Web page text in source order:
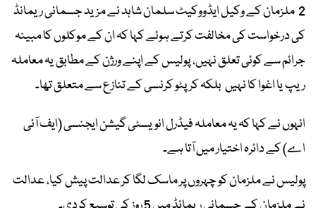
2 ملزمان کے وکیل ایڈووکیٹ سلمان شاہد نے مزید جسمانی ریمانڈ
کی درخواست کی مخالفت کرتے ہوئے کہا کہ ان کے موکلوں کا مبینہ
جرائم سے کوئی تعلق نہیں، پولیس کے اپنے ورژن کے مطابق یہ معاملہ
ریپ یا اغوا کا نہیں بلکہ کرپٹو کرنسی کے تنازع سے متعلق تھا۔
انہوں نے کہا کہ یہ معاملہ فیڈرل انویسٹی گیشن ایجنسی (ایف آئی
اے) کے دائرہ اختیار میں آتا ہے۔
پولیس نے ملزمان کو چہروں پر ماسک لگا کر عدالت پیش کیا، عدالت